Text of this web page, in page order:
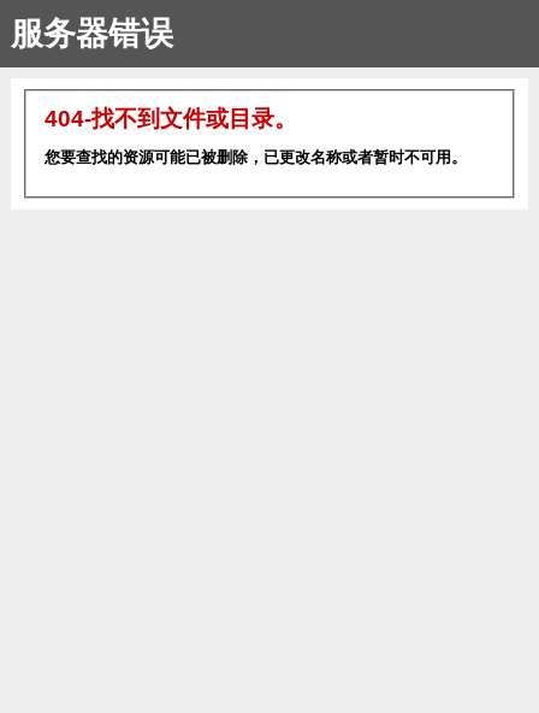
服务器错误
404-找不到文件或目录。
您要查找的资源可能已被删除，已更改名称或者暂时不可用。